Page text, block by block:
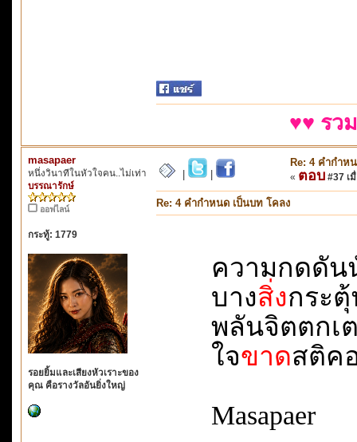
♥♥ รว
masapaer
หนึ่งวินาทีในหัวใจคน..ไม่เท่า
บรรณารักษ์
ออฟไลน์
กระทู้: 1779
รอยยิ้มและเสียงหัวเราะของ
คุณ คือรางวัลอันยิ่งใหญ่
Re: 4 คำกำห
« ตอบ #37 เ
Re: 4 คำกำหนด เป็นบท โคลง
ความกดดัน
บางสิ่งกระตุ้
พลันจิตตกเ
ใจขาดสติค
Masapaer